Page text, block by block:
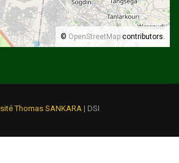
© OpenStreetMap contributors.
Thomas SANKARA | DSI